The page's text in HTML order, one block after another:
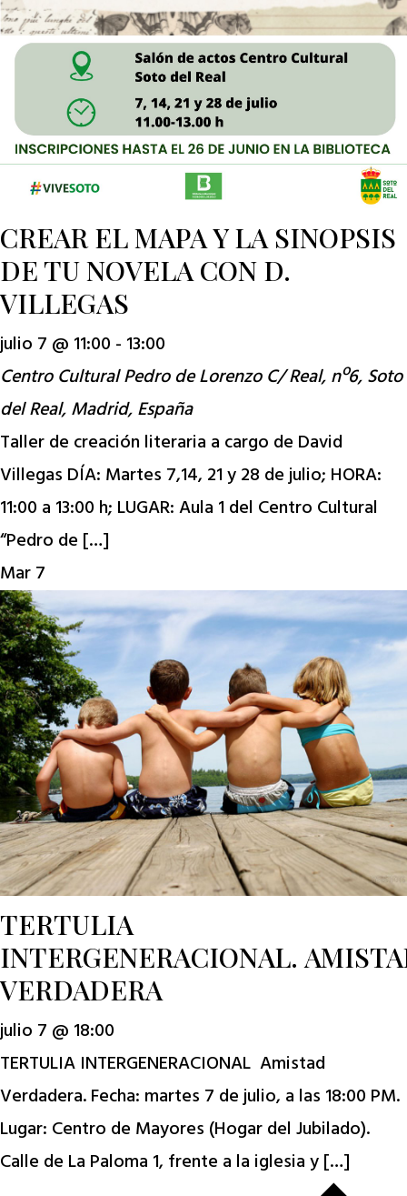
CREAR EL MAPA Y LA SINOPSIS
DE TU NOVELA CON D.
VILLEGAS
julio 7 @ 11:00 - 13:00
Centro Cultural Pedro de LorenzoC/ Real, nº6, Soto
del Real, Madrid, España
Taller de creación literaria a cargo de David
Villegas DÍA: Martes 7,14, 21 y 28 de julio; HORA:
11:00 a 13:00 h; LUGAR: Aula 1 del Centro Cultural
“Pedro de […]
Mar7
TERTULIA
INTERGENERACIONAL.
VERDADERA
julio 7 @ 18:00
TERTULIA INTERGENERACIONAL Amistad
Verdadera. Fecha: martes 7 de julio, a las 18:00 PM.
Lugar: Centro de Mayores (Hogar del Jubilado).
Calle de La Paloma 1, frente a la iglesia y […]